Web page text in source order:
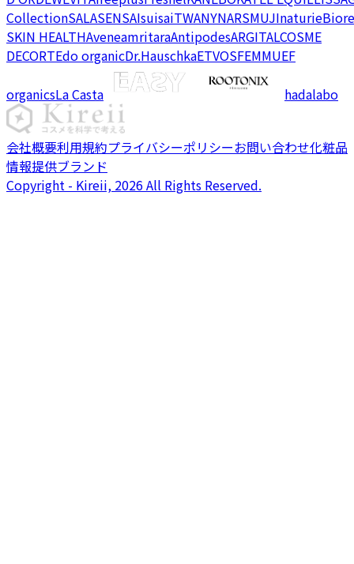
CollectionSALASENSAIsuisaiTWANYNARSMUJInaturieBiore
SKIN HEALTHAveneamritaraAntipodesARGITALCOSME
DECORTEdo organicDr.HauschkaETVOSFEMMUEF
organicsLa Casta hadalabo
会社概要利用規約プライバシーポリシーお問い合わせ化粧品
情報提供ブランド
Copyright - Kireii, 2026 All Rights Reserved.